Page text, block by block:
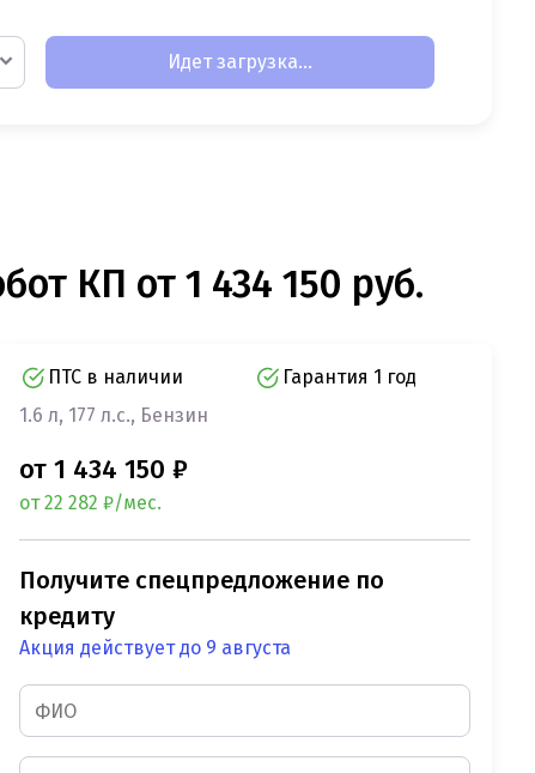
Идет загрузка...
КП от 1 434 150 руб.
ПТС в наличии
Гарантия 1 год
1.6 л, 177 л.с., Бензин
от 1 434 150 ₽
от 22 282 ₽/мес.
Получите спецпредложение по
кредиту
Акция действует до 9 августа